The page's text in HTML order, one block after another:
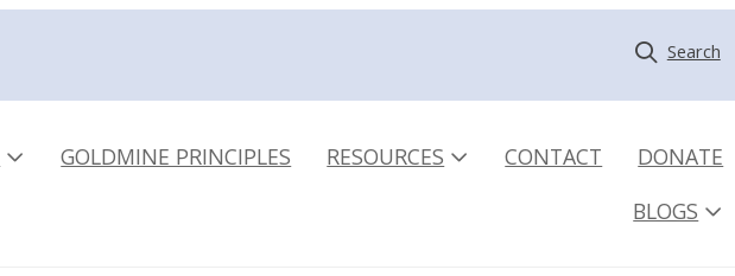
Search
GOLDMINE PRINCIPLES RESOURCES CONTACT
DONATE
BLOGS